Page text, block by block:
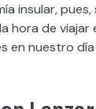
insular, pues,
hora de viajar
en nuestro día